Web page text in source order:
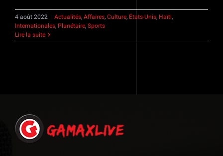
4 août 2022 | Actualités,Affaires,Culture, États-Unis, Haïti,
Internationales, Planétaire,Sports
Lire la suite